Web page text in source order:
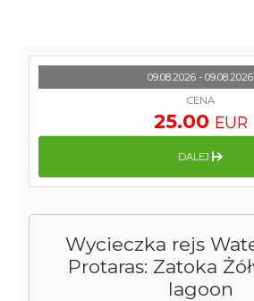
Wycieczka rejs
Protaras: Zatoka
lagoon
09.08.2026 - 09.08.2026
CENA
25.00 EUR
DALEJ